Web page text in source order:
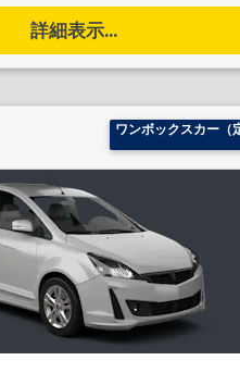
詳細表示...
ワンボックスカー（